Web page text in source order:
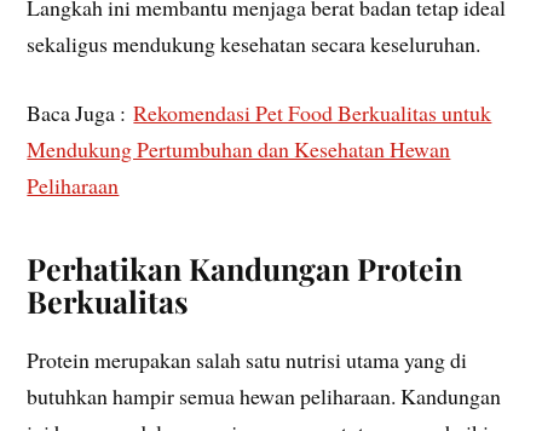
Langkah ini membantu menjaga berat badan tetap ideal
sekaligus mendukung kesehatan secara keseluruhan.
Baca Juga :Rekomendasi Pet Food Berkualitas untuk
Mendukung Pertumbuhan dan Kesehatan Hewan
Peliharaan
Perhatikan Kandungan Protein
Berkualitas
Protein merupakan salah satu nutrisi utama yang di
butuhkan hampir semua hewan peliharaan. Kandungan